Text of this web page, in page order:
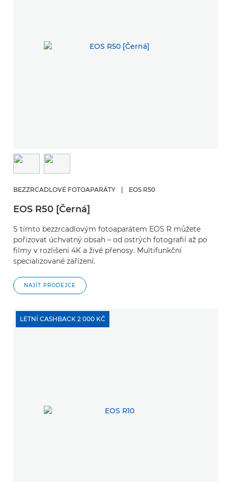
BEZZRCADLOVÉ FOTOAPARÁTY EOS R50
EOS R50 [Černá]
S tímto bezzrcadlovým fotoaparátem EOS R můžete
pořizovat úchvatný obsah – od ostrých fotografií až po
filmy v rozlišení 4K a živé přenosy. Multifunkční
specializované zařízení.
NAJÍT PRODEJCE
LETNÍ CASHBACK 2 000 KČ